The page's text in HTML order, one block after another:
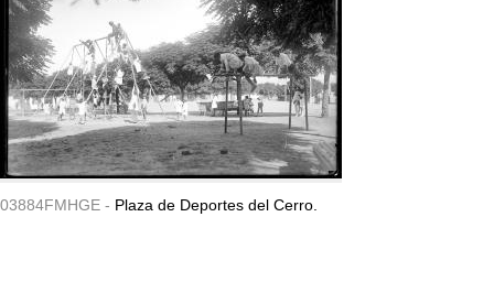
03884FMHGE - Plaza de Deportes del Cerro.